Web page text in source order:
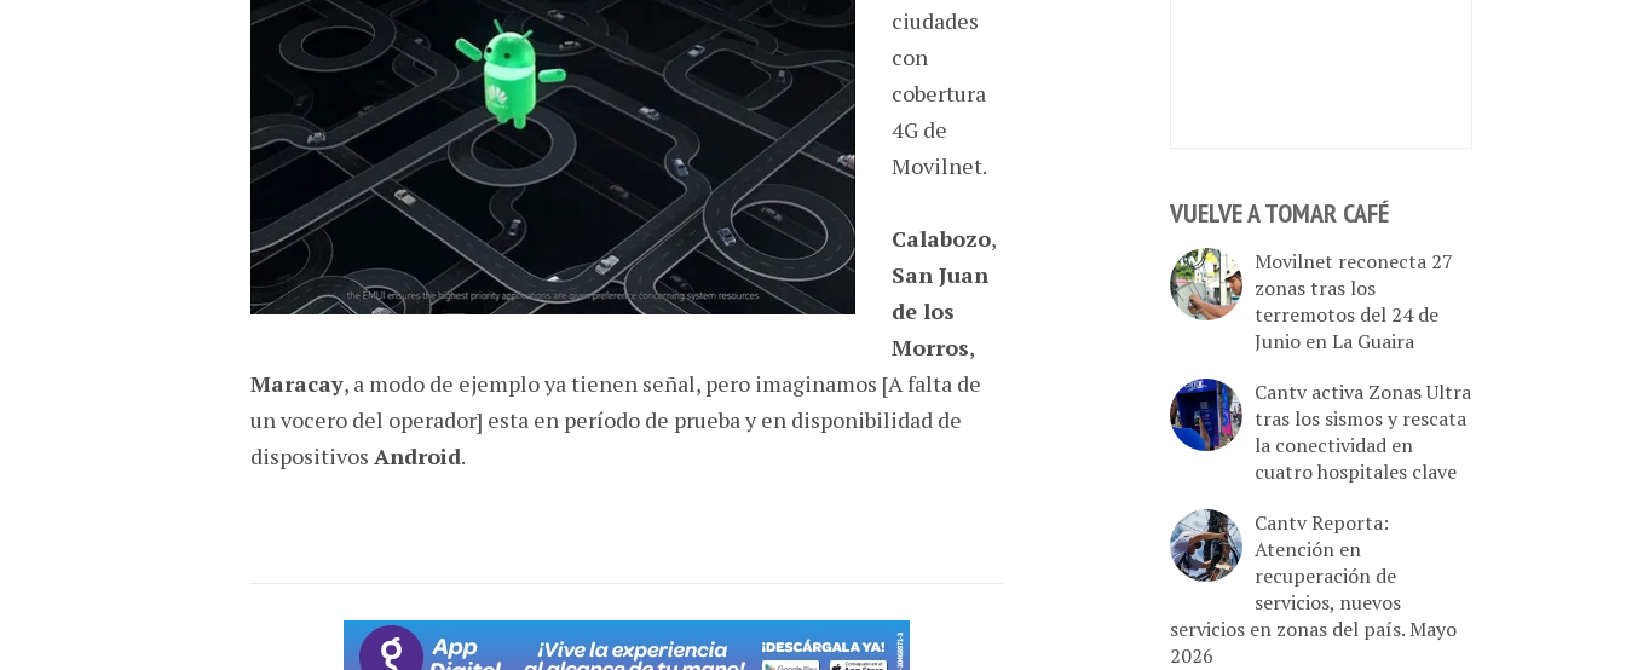
ciudades
con
cobertura
4G de
Movilnet.
Calabozo,
San Juan
de los
Morros,
Maracay, a modo de ejemplo ya tienen señal, pero imaginamos [A falta de
un vocero del operador] esta en período de prueba y en disponibilidad de
dispositivos Android.
VUELVE A TOMAR CAFÉ
Movilnet reconecta 27
zonas tras los
terremotos del 24 de
Junio en La Guaira
Cantv activa Zonas Ultra
tras los sismos y rescata
la conectividad en
cuatro hospitales clave
Cantv Reporta:
Atención en
recuperación de
servicios, nuevos
servicios en zonas del país. Mayo
2026